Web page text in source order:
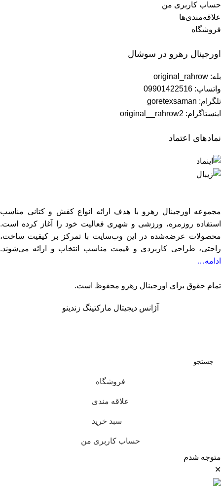
حساب کاربری من
علاقه‌مندی‌ها
فروشگاه
اورجینال رهرو در سوشال
بله: original_rahrow
واتساپ: 09901422516
تلگرام: goretexsaman
اینستاگرام: original__rahrow2
نمادهای اعتماد
مجموعه اورجینال رهرو با هدف ارائه انواع کفش و کتانی مناسب
استفاده روزمره، ورزشی و شهری فعالیت خود را آغاز کرده است.
محصولات عرضه‌شده در این وب‌سایت با تمرکز بر کیفیت ساخت،
راحتی، طراحی کاربردی و قیمت مناسب انتخاب و ارائه می‌شوند.
ادامه…
تمام حقوق برای اورجینال رهرو محفوظ است.
آژانس دیجیتال مارکتینگ زندینو
فروشگاه
علاقه مندی
سبد خرید
حساب کاربری من
متوجه شدم
✕